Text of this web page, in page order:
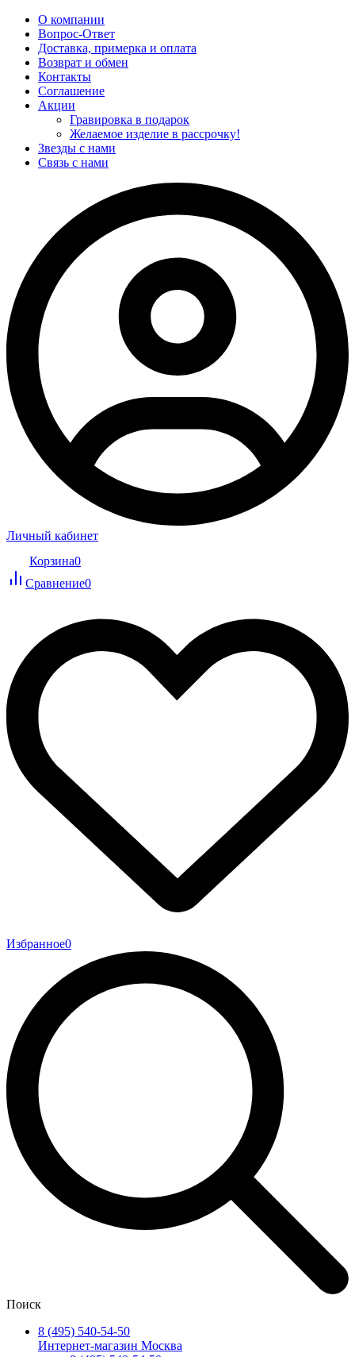
О компании
Вопрос-Ответ
Доставка, примерка и оплата
Возврат и обмен
Контакты
Соглашение
Акции
Гравировка в подарок
Желаемое изделие в рассрочку!
Звезды с нами
Связь с нами
Личный кабинет
Корзина0
Сравнение0
Избранное0
Поиск
8 (495) 540-54-50
Интернет-магазин Москва